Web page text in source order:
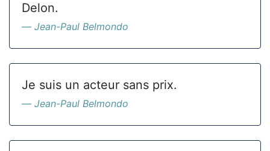
Delon.
Jean-Paul Belmondo
Je suis un acteur sans prix.
Jean-Paul Belmondo